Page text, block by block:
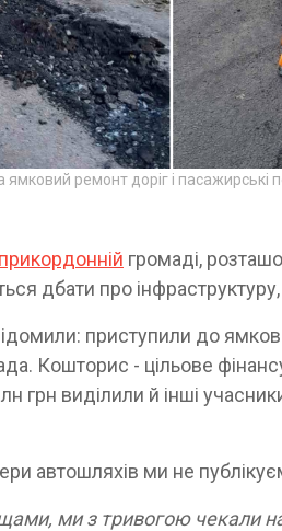
ремонт доріг і пасажирські
прикордонній громаді,
дбати про
приступили до
Кошторис - цільове
грн виділили й інші
автошляхів ми не
ми з тривогою чекали на